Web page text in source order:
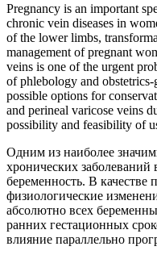
Pregnancy is an important
chronic vein diseases in
of the lower limbs,
management of pregnant
veins is one of the urgent
of phlebology and
possible options for
and perineal varicose veins
possibility and feasibility of
Одним из наиболее
хронических
беременность. В
физиологические
абсолютно всех
ранних гестационных
влияние параллельно